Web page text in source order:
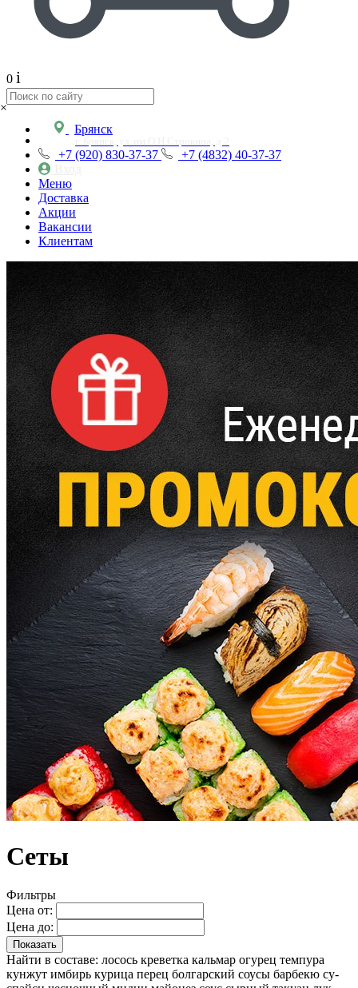
0 i
×
Брянск
+7 (920) 830-37-37
+7 (4832) 40-37-37
Меню
Доставка
Акции
Вакансии
Клиентам
Сеты
Фильтры
Цена от:
Цена до:
Показать
Найти в составе: лосось креветка кальмар огурец темпура
кунжут имбирь курица перец болгарский соусы барбекю су-